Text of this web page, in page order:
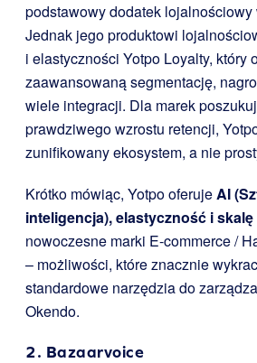
podstawowy dodatek lojalnościowy
Jednak jego produktowi
i elastyczności Yotpo Loyalty, który
zaawansowaną segmentację,
wiele integracji. Dla marek
prawdziwego wzrostu retencji,
zunifikowany ekosystem, a nie
Krótko mówiąc, Yotpo oferujeAI
inteligencja), elastyczność i skalę
nowoczesne marki E-commerce /
– możliwości, które znacznie
standardowe narzędzia do
Okendo.
2. Bazaarvoice